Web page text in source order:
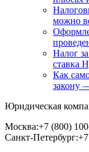
можно
Налог
ставка
Как
закону
Юридическая
Москва:+7 (800)
Санкт-Петербург: